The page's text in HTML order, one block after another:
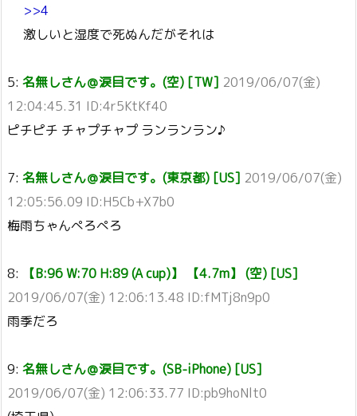
>>4
激しいと湿度で死ぬんだがそれは
5: 名無しさん＠涙目です。(空) [TW] 2019/06/07(金)
12:04:45.31 ID:4r5KtKf40
ピチピチ チャプチャプ ランランラン♪
7: 名無しさん＠涙目です。(東京都) [US] 2019/06/07(金)
12:05:56.09 ID:H5Cb+X7b0
梅雨ちゃんぺろぺろ
8:
【B:96 W:70 H:89 (A cup)】 【4.7m】 (空) [US]
2019/06/07(金) 12:06:13.48 ID:fMTj8n9p0
雨季だろ
9: 名無しさん＠涙目です。(SB-iPhone) [US]
2019/06/07(金) 12:06:33.77 ID:pb9hoNlt0